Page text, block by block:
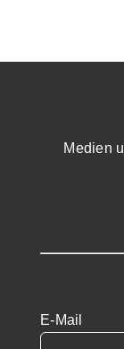
Medien
E-Mail